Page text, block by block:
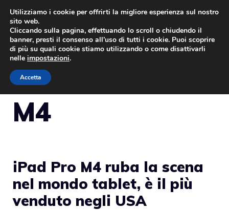
Vai
contenuto
M4
iPad Pro M4 ruba la scena
nel mondo tablet, è il più
venduto negli USA
Utilizziamo i cookie per offrirti la migliore esperienza sul nostro
sito web.
Cliccando sulla pagina, effettuando lo scroll o chiudendo il
banner, presti il consenso all’uso di tutti i cookie. Puoi scoprire
di più su quali cookie stiamo utilizzando o come disattivarli
nelle impostazioni.
Accetta